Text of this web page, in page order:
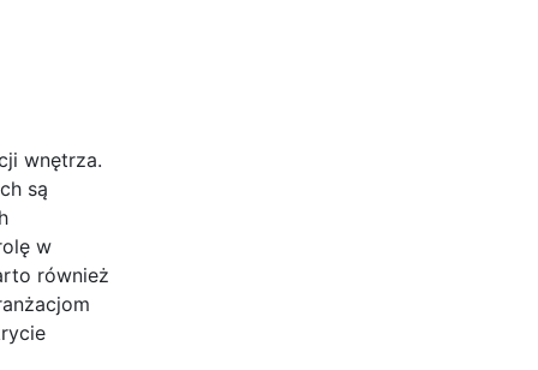
wnętrza.
są
w
również